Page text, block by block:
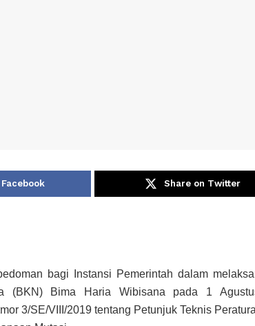
Share on Twitter
bagi Instansi Pemerintah dalam
(BKN) Bima Haria Wibisana pada 1
3/SE/VIII/2019 tentang Petunjuk Teknis